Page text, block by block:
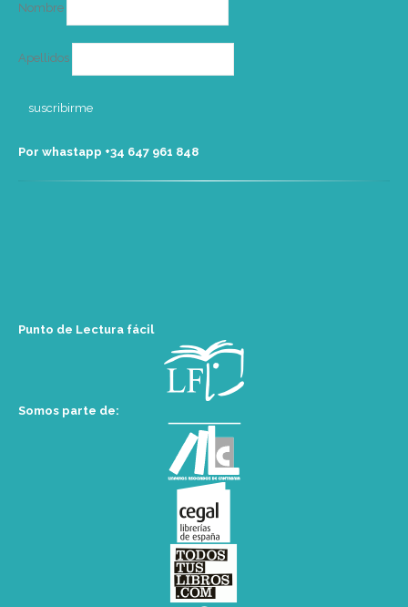
Nombre
Apellidos
Por whastapp +34 ‭647 961 848‬
Punto de Lectura fácil
Somos parte de: